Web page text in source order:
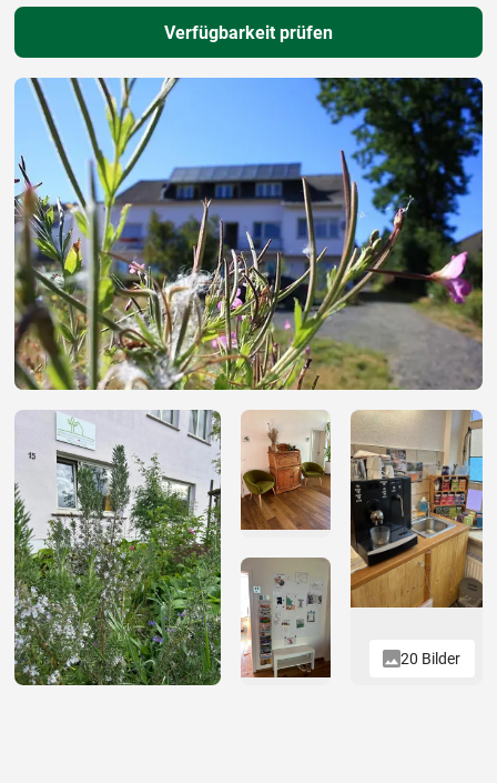
Verfügbarkeit prüfen
20 Bilder